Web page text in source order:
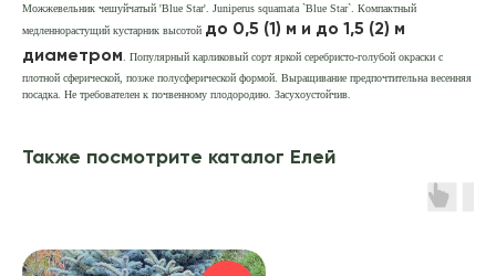
Можжевельник чешуйчатый 'Blue Star'. Juniperus squamata `Blue Star`. Компактный
медленнорастущий кустарник высотой до 0,5 (1) м и до 1,5 (2) м
диаметром . Популярный карликовый сорт яркой серебристо-голубой окраски с
плотной сферической, позже полусферической формой. Выращивание предпочтительна весенняя
посадка. Не требователен к почвенному плодородию. Засухоустойчив.
Также посмотрите каталог Елей